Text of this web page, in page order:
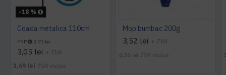
-18 %
Coada metalica 110cm
PRP 3,73 lei
3,05 lei + TVA
3,69 lei TVA inclus
Mop bumbac 200g
3,52 lei + TVA
4,26 lei TVA inclus